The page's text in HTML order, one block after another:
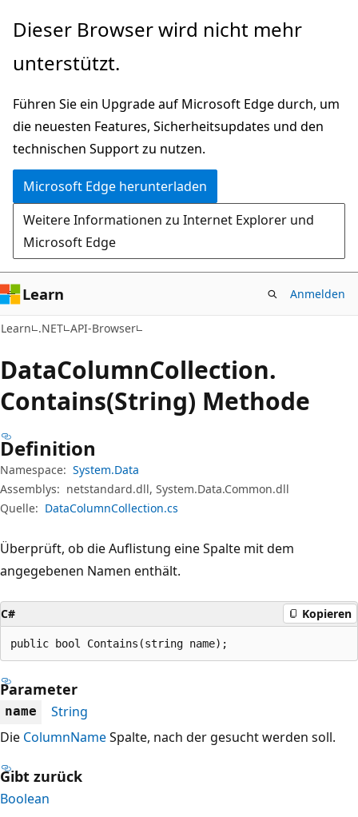
Zu
wechseln
Zur
springen
Dieser Browser wird nicht mehr
unterstützt.
Führen Sie ein Upgrade auf Microsoft Edge durch, um
die neuesten Features, Sicherheitsupdates und den
technischen Support zu nutzen.
Microsoft Edge herunterladen
Weitere Informationen zu Internet Explorer und
Microsoft Edge
Learn Anmelden
Learn .NET API-Browser
DataColumnCollection.
Contains(String) Methode
Definition
Namespace: System.Data
Assemblys: netstandard.dll, System.Data.Common.dll
Quelle: DataColumnCollection.cs
Überprüft, ob die Auflistung eine Spalte mit dem
angegebenen Namen enthält.
C# Kopieren
public bool Contains(string name);
Parameter
name
String
Die ColumnNameSpalte, nach der gesucht werden soll.
Gibt zurück
Boolean